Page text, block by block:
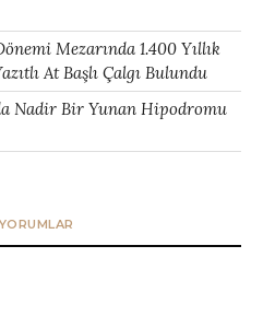
Mezarında 1.400 Yıllık
At Başlı Çalgı Bulundu
Nadir Bir Yunan Hipodromu